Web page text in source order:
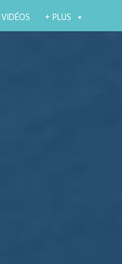
VIDÉOS + PLUS